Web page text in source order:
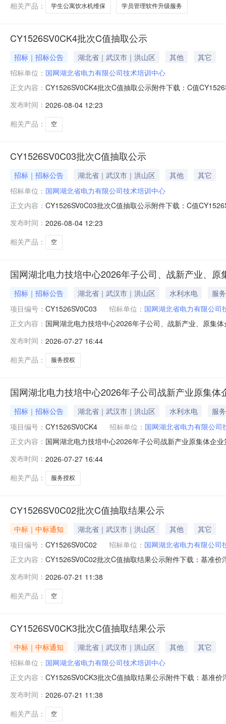
相关产品：
学生公寓饮水机维保 学员管理软件升级服务
CY1526SV0CK4批次C值抽取公示
招标｜招标公告 湖北省｜武汉市｜洪山区 其他
其它
招标单位： 国网湖北省电力有限公司技术培训中心
正文内容： CY1526SV0CK4批次C值抽取公示附件下载：C值
发布时间： 2026-08-04 12:23
相关产品：
空
CY1526SV0C03批次C值抽取公示
招标｜招标公告 湖北省｜武汉市｜洪山区 其他
其它
招标单位： 国网湖北省电力有限公司技术培训中心
正文内容： CY1526SV0C03批次C值抽取公示附件下载：C值
发布时间： 2026-08-04 12:23
相关产品：
空
国网湖北电力技培中心2026年子公司、战新产业、
招标｜招标公告 湖北省｜武汉市｜洪山区 水利水电
服务
项目编号： CY1526SV0C03 招标单位： 国网湖北省电力有限公司
正文内容： 国网湖北电力技培中心2026年子公司、战新产业、原集
上开标招标人国网湖北省电力有限公司技术培训中心（
发布时间： 2026-07-27 16:44
相关产品：
服务授权
国网湖北电力技培中心2026年子公司战新产业原集
招标｜招标公告 湖北省｜武汉市｜洪山区 水利水电
服务
项目编号： CY1526SV0CK4 招标单位： 国网湖北省电力有限公司
正文内容： 国网湖北电力技培中心2026年子公司战新产业原集体企
标人国网湖北省电力有限公司技术培训中心（武汉电力
发布时间： 2026-07-27 16:44
相关产品：
服务授权
CY1526SV0C02批次C值抽取结果公示
中标｜中标通知 湖北省｜武汉市｜洪山区 其他
其它
项目编号： CY1526SV0C02 招标单位： 国网湖北省电力有限公司
正文内容： CY1526SV0C02批次C值抽取结果公示附件下载：基准
发布时间： 2026-07-21 11:38
相关产品：
空
CY1526SV0CK3批次C值抽取结果公示
中标｜中标通知 湖北省｜武汉市｜洪山区 其他
其它
招标单位： 国网湖北省电力有限公司技术培训中心
正文内容： CY1526SV0CK3批次C值抽取结果公示附件下载：基准
发布时间： 2026-07-21 11:38
相关产品：
空